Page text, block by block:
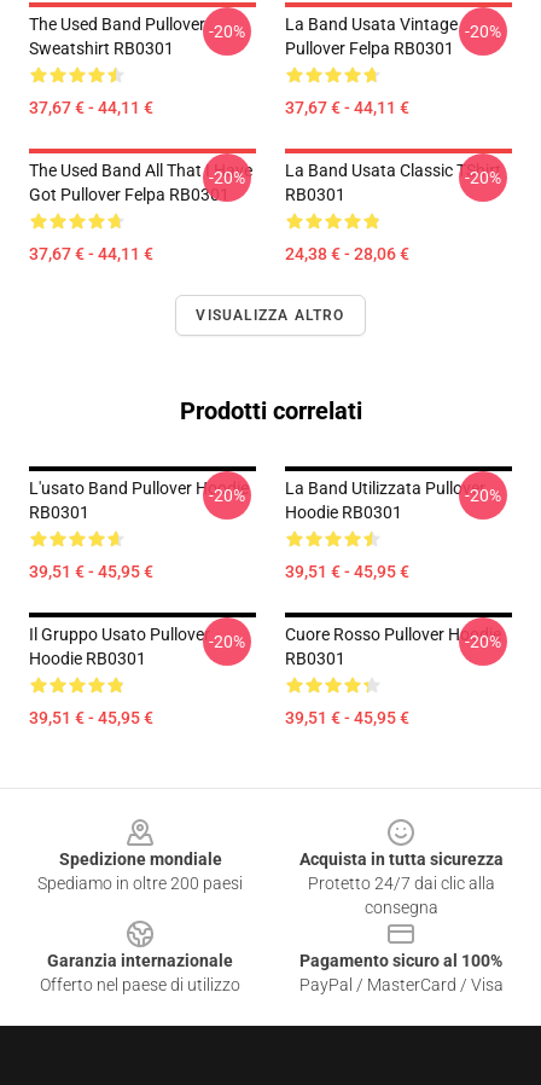
The Used Band Pullover
Sweatshirt RB0301
37,67 € - 44,11 €
-20%
La Band Usata Vintage
Pullover Felpa RB0301
37,67 € - 44,11 €
-20%
The Used Band All That I Have
Got Pullover Felpa RB0301
37,67 € - 44,11 €
-20%
La Band Usata Classic TShirt
RB0301
24,38 € - 28,06 €
-20%
VISUALIZZA ALTRO
Prodotti correlati
L'usato Band Pullover Hoodie
RB0301
39,51 € - 45,95 €
-20%
La Band Utilizzata Pullover
Hoodie RB0301
39,51 € - 45,95 €
-20%
Il Gruppo Usato Pullover
Hoodie RB0301
39,51 € - 45,95 €
-20%
Cuore Rosso Pullover Hoodie
RB0301
39,51 € - 45,95 €
-20%
Spedizione mondiale
Spediamo in oltre 200 paesi
Acquista in tutta sicurezza
Protetto 24/7 dai clic alla
consegna
Garanzia internazionale
Offerto nel paese di utilizzo
Pagamento sicuro al 100%
PayPal / MasterCard / Visa